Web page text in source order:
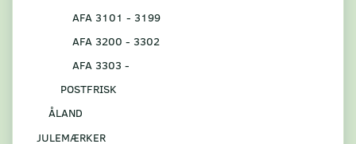
AFA 3101 - 3199
AFA 3200 - 3302
AFA 3303 -
POSTFRISK
ÅLAND
JULEMÆRKER